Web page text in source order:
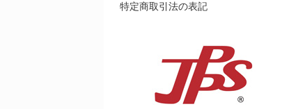
特定商取引法の表記